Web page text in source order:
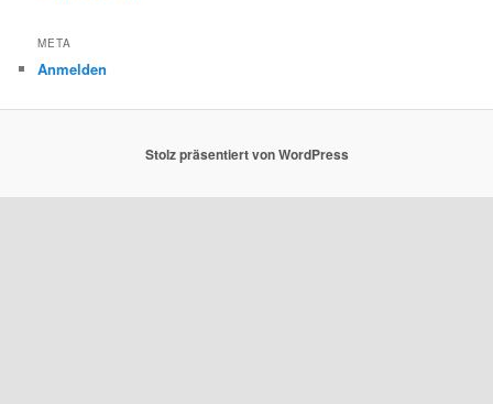
META
Anmelden
Stolz präsentiert von WordPress